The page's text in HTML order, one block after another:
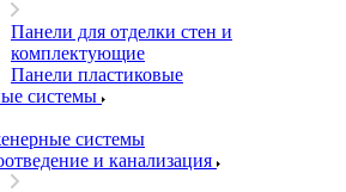
Панели для отделки стен и
комплектующие
Панели пластиковые
системы
системы
и канализация